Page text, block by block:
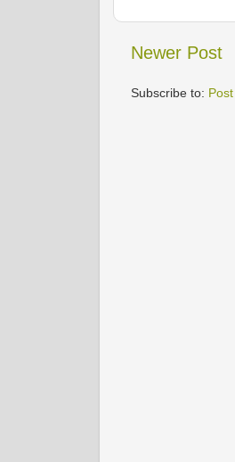
Newer Post
Subscribe to: